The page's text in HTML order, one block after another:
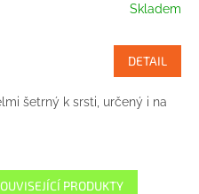
Skladem
DETAIL
šetrný k srsti, určený i na
PRODUKTY